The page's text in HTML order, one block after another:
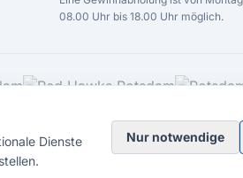
08.00 Uhr bis 18.00 Uhr möglich.
Dienste
Nur notwendige